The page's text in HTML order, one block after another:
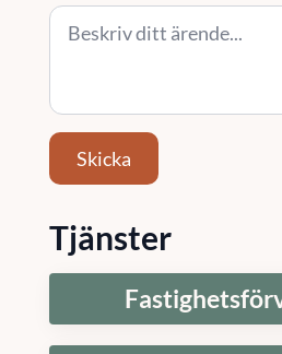
Skicka
Tjänster